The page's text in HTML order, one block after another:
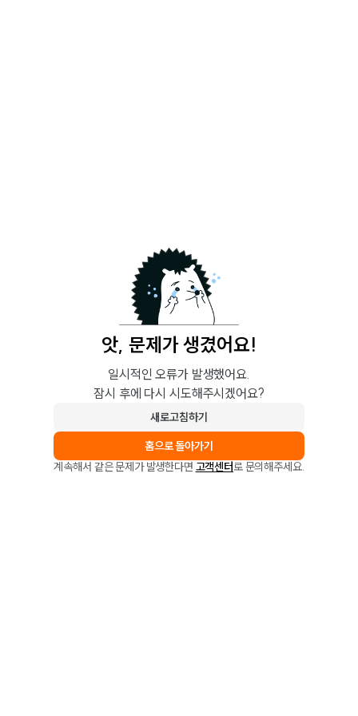
앗, 문제가 생겼어요!
일시적인 오류가 발생했어요.
잠시 후에 다시 시도해주시겠어요?
새로고침하기
홈으로 돌아가기
계속해서 같은 문제가 발생한다면 고객센터로 문의해주세요.